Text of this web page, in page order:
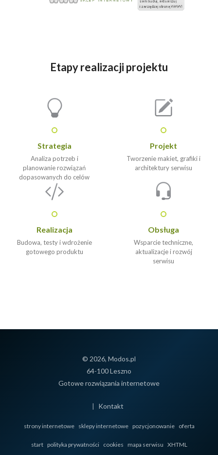
Etapy realizacji projektu
Strategia
Analiza potrzeb i
planowanie rozwiązań
dopasowanych do celów
Projekt
Tworzenie makiet, grafiki i
architektury serwisu
Realizacja
Budowa, testy i wdrożenie
gotowego produktu
Obsługa
Wsparcie techniczne,
aktualizacje i rozwój
serwisu
© 2026, Modos.pl
64-100 Leszno
Gotowe rozwiązania internetowe
| Kontakt
strony internetowe sklepy internetowe pozycjonowanie oferta
start polityka prywatności cookies mapa serwisu XHTML